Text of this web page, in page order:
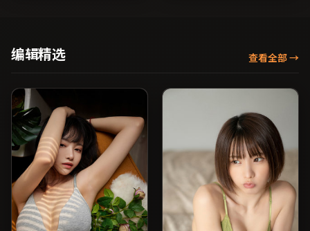
2021年11月2日于美国地区
院线首映，网络平台同步更
一看。（国产影视资源大全
免费条目索引，支持片名与
演员交叉检索。）
编辑精选 查看全部→